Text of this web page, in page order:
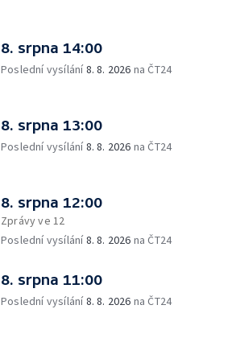
8. srpna 14:00
Poslední vysílání8. 8. 2026 na ČT24
8. srpna 13:00
Poslední vysílání8. 8. 2026 na ČT24
8. srpna 12:00
Zprávy ve 12
Poslední vysílání8. 8. 2026 na ČT24
8. srpna 11:00
Poslední vysílání8. 8. 2026 na ČT24